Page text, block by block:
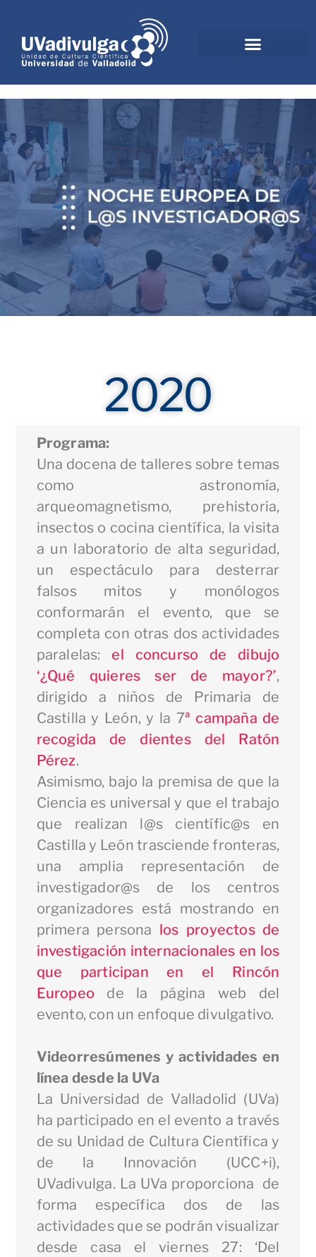
2020
Programa:
Una docena de talleres sobre temas
como astronomía,
arqueomagnetismo, prehistoria,
insectos o cocina científica, la visita
a un laboratorio de alta seguridad,
un espectáculo para desterrar
falsos mitos y monólogos
conformarán el evento, que se
completa con otras dos actividades
paralelas:el concurso de dibujo
‘¿Qué quieres ser de mayor?’,
dirigido a niños de Primaria de
Castilla y León, y la 7ª campaña de
recogida de dientes del Ratón
Pérez.
Asimismo, bajo la premisa de que la
Ciencia es universal y que el trabajo
que realizan l@s científic@s en
Castilla y León trasciende fronteras,
una amplia representación de
investigador@s de los centros
organizadores está mostrando en
primera persona los proyectos de
investigación internacionales en los
que participan en el Rincón
Europeo de la página web del
evento, con un enfoque divulgativo.
Videorresúmenes y actividades en
línea desde la UVa
La Universidad de Valladolid (UVa)
ha participado en el evento a través
de su Unidad de Cultura Científica y
de la Innovación (UCC+i),
UVadivulga. La UVa proporciona de
forma específica dos de las
actividades que se podrán visualizar
desde casa el viernes 27: ‘Del